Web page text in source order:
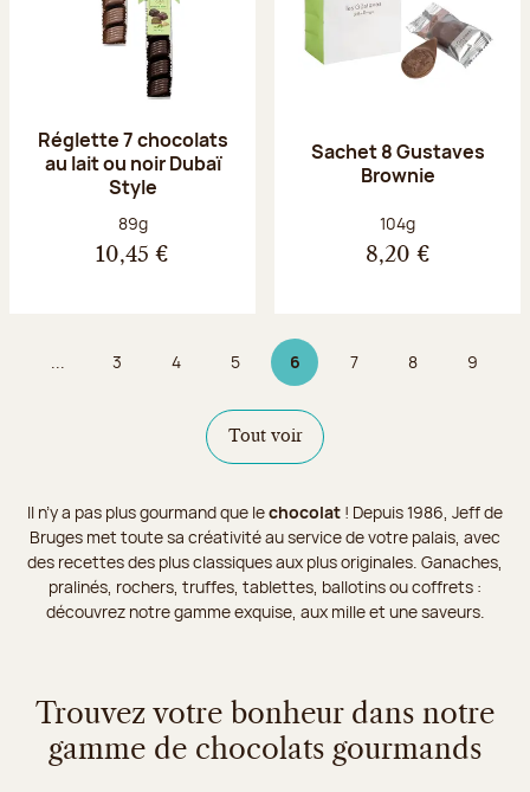
Réglette 7 chocolats
au lait ou noir Dubaï
Style
Poids net :
89g
10,45 €
Sachet 8 Gustaves
Brownie
Poids net :
104g
8,20 €
... Page
3 Page
4 Page
5 6Page 6 sur 9
Page
7 Page
8 Page
9
Tout voir
Il n’y a pas plus gourmand que lechocolat ! Depuis 1986, Jeff de
Bruges met toute sa créativité au service de votre palais, avec
des recettes des plus classiques aux plus originales. Ganaches,
pralinés, rochers, truffes, tablettes, ballotins ou coffrets :
découvrez notre gamme exquise, aux mille et une saveurs.
Trouvez votre bonheur dans notre
gamme de chocolats gourmands